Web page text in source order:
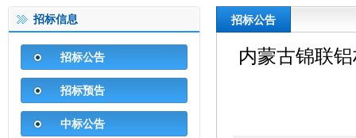
招标信息
招标公告
招标预告
中标公告
招标公告
内蒙古锦联